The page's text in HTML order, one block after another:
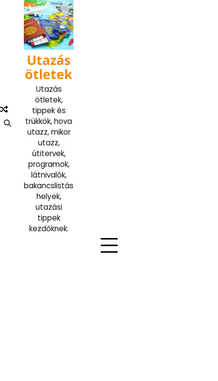
content
Utazás
ötletek
Utazás
ötletek,
tippek és
trükkök, hova
utazz, mikor
utazz,
útitervek,
programok,
látnivalók,
bakancslistás
helyek,
utazási
tippek
kezdőknek.